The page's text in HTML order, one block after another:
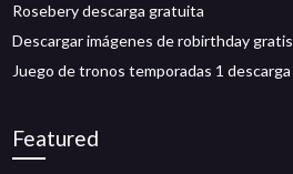
Rosebery descarga gratuita
Descargar imágenes de robirthday gratis
Juego de tronos temporadas 1
Featured